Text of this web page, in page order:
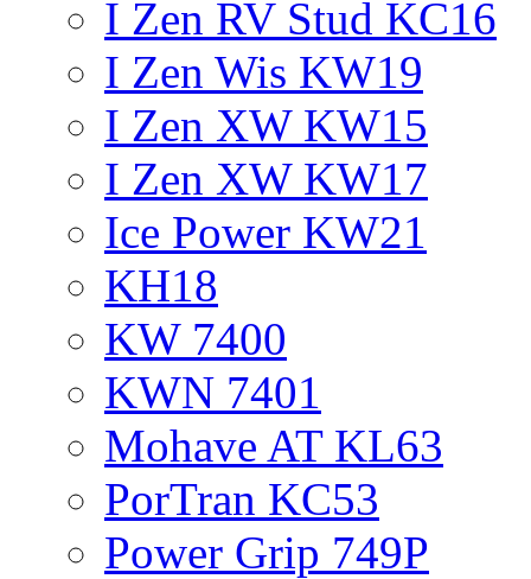
I Zen RV Stud KC16
I Zen Wis KW19
I Zen XW KW15
I Zen XW KW17
Ice Power KW21
KH18
KW 7400
KWN 7401
Mohave AT KL63
PorTran KC53
Power Grip 749P